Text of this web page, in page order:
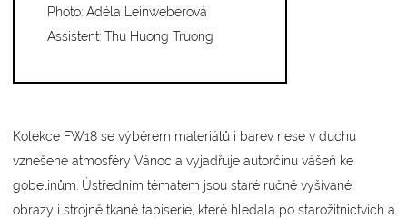
Photo: Adéla Leinweberová
Assistent: Thu Huong Truong
Kolekce FW18 se výběrem materiálů i barev nese v duchu
vznešené atmosféry Vánoc a vyjadřuje autorčinu vášeň ke
gobelínům. Ústředním tématem jsou staré ručně vyšívané
obrazy i strojně tkané tapiserie, které hledala po starožitnictvích a